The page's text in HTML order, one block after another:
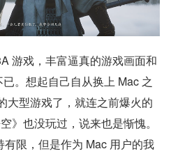
游戏，丰富逼真的游戏画面和
。想起自己自从换上 Mac 之
大型游戏了，就连之前爆火的
》也没玩过，说来也是惭愧。
限，但是作为 Mac 用户的我